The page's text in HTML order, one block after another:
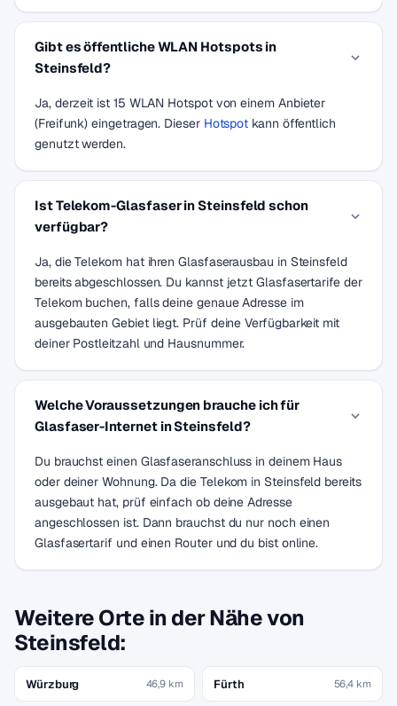
Gibt es öffentliche WLAN Hotspots in
Steinsfeld?
Ja, derzeit ist 15 WLAN Hotspot von einem Anbieter
(Freifunk) eingetragen. Dieser Hotspot kann öffentlich
genutzt werden.
Ist Telekom-Glasfaser in Steinsfeld schon
verfügbar?
Ja, die Telekom hat ihren Glasfaserausbau in Steinsfeld
bereits abgeschlossen. Du kannst jetzt Glasfasertarife der
Telekom buchen, falls deine genaue Adresse im
ausgebauten Gebiet liegt. Prüf deine Verfügbarkeit mit
deiner Postleitzahl und Hausnummer.
Welche Voraussetzungen brauche ich für
Glasfaser-Internet in Steinsfeld?
Du brauchst einen Glasfaseranschluss in deinem Haus
oder deiner Wohnung. Da die Telekom in Steinsfeld bereits
ausgebaut hat, prüf einfach ob deine Adresse
angeschlossen ist. Dann brauchst du nur noch einen
Glasfasertarif und einen Router und du bist online.
Weitere Orte in der Nähe von
Steinsfeld:
Würzburg 46,9 km Fürth 56,4 km